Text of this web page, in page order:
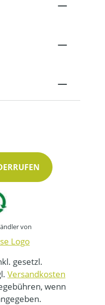
von
gesetzl.
Versandkosten
wenn